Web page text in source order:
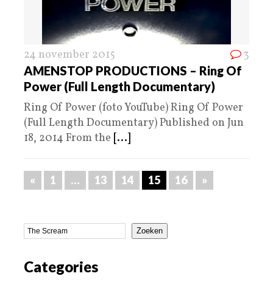
24 november 2015 3
AMENSTOP PRODUCTIONS – Ring Of
Power (Full Length Documentary)
Ring Of Power (foto YouTube) Ring Of Power
(Full Length Documentary) Published on Jun
18, 2014 From the [...]
« 1 … 13 14 15 16 »
Zoeken
Categories